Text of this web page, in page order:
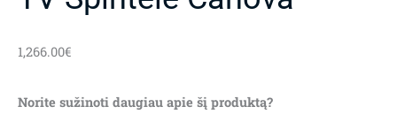
1,266.00€
Norite sužinoti daugiau apie šį produktą?